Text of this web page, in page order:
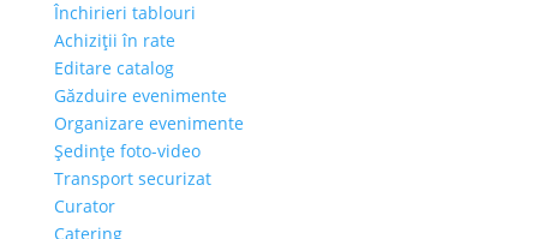
Închirieri tablouri
Achiziţii în rate
Editare catalog
Găzduire evenimente
Organizare evenimente
Şedinţe foto-video
Transport securizat
Curator
Catering